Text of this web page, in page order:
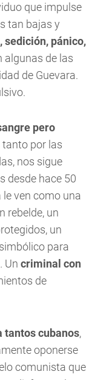
que impulse
tan bajas y
sedición, pánico,
algunas de las
de Guevara.
pero
tanto por las
nos sigue
desde hace 50
ven como una
rebelde, un
un
para
. Un criminal con
de
tantos cubanos,
oponerse
comunista que